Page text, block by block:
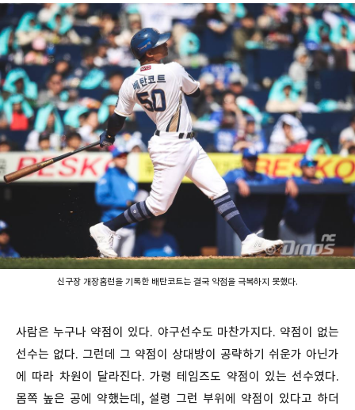
신구장 개장홈런을 기록한 배탄코트는 결국 약점을 극복하지 못했다.
사람은 누구나 약점이 있다. 야구선수도 마찬가지다. 약점이 없는
선수는 없다. 그런데 그 약점이 상대방이 공략하기 쉬운가 아닌가
에 따라 차원이 달라진다. 가령 테임즈도 약점이 있는 선수였다.
몸쪽 높은 공에 약했는데, 설령 그런 부위에 약점이 있다고 하더